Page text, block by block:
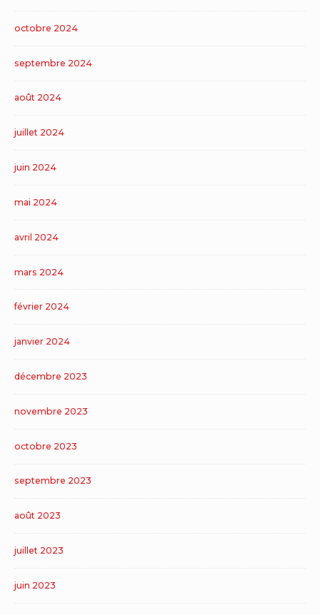
octobre 2024
septembre 2024
août 2024
juillet 2024
juin 2024
mai 2024
avril 2024
mars 2024
février 2024
janvier 2024
décembre 2023
novembre 2023
octobre 2023
septembre 2023
août 2023
juillet 2023
juin 2023